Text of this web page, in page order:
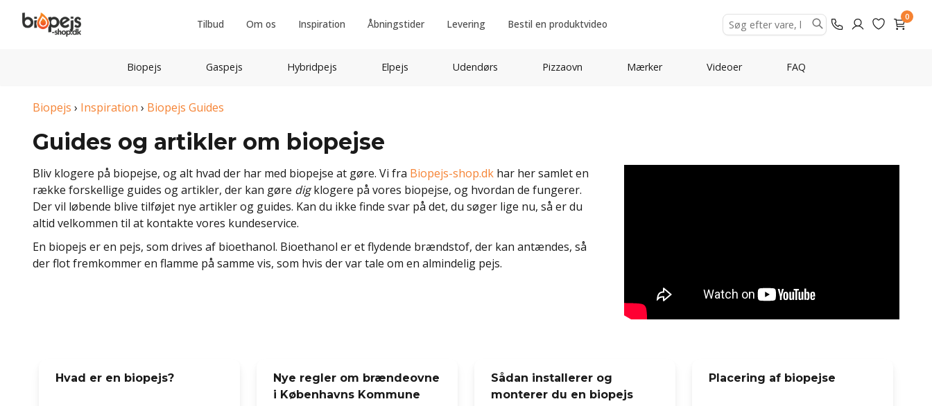
Tilbud Om os Inspiration Åbningstider Levering Bestil en produktvideo
0
Biopejs Gaspejs Hybridpejs Elpejs Udendørs Pizzaovn Mærker Videoer FAQ
Biopejs › Inspiration › Biopejs Guides
Guides og artikler om biopejse
Bliv klogere på biopejse, og alt hvad der har med biopejse at gøre. Vi fra Biopejs-shop.dk har her samlet en
række forskellige guides og artikler, der kan gøre digklogere på vores biopejse, og hvordan de fungerer.
Der vil løbende blive tilføjet nye artikler og guides. Kan du ikke finde svar på det, du søger lige nu, så er du
altid velkommen til at kontakte vores kundeservice.
En biopejs er en pejs, som drives af bioethanol. Bioethanol er et flydende brændstof, der kan antændes, så
der flot fremkommer en flamme på samme vis, som hvis der var tale om en almindelig pejs.
Hvad er en biopejs?
Nye regler om brændeovne
i Københavns Kommune
Sådan installerer og
monterer du en biopejs
Placering af biopejse